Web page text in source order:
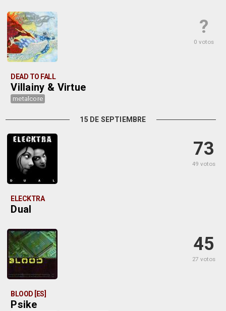
?
0 votos
DEAD TO FALL
Villainy & Virtue
metalcore
15 DE SEPTIEMBRE
73
49 votos
ELECKTRA
Dual
45
27 votos
BLOOD [ES]
Psike